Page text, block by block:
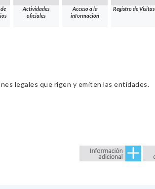
Actividades
oficiales
Acceso a la
información
Registro de Visitas
legales que rigen y emiten las entidades.